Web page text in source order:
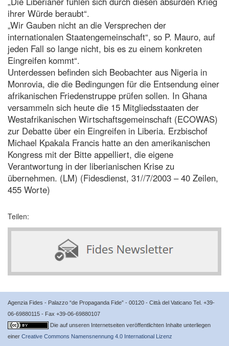
ihrer Würde beraubt“.
„Wir Gauben nicht an die Versprechen der
internationalen Staatengemeinschaft“, so P. Mauro, auf
jeden Fall so lange nicht, bis es zu einem konkreten
Eingreifen kommt“.
Unterdessen befinden sich Beobachter aus Nigeria in
Monrovia, die die Bedingungen für die Entsendung einer
afrikanischen Friedenstruppe prüfen sollen. In Ghana
versammeln sich heute die 15 Mitgliedsstaaten der
Westafrikanischen Wirtschaftsgemeinschaft (ECOWAS)
zur Debatte über ein Eingreifen in Liberia. Erzbischof
Michael Kpakala Francis hatte an den amerikanischen
Kongress mit der Bitte appelliert, die eigene
Verantwortung in der liberianischen Krise zu
übernehmen. (LM) (Fidesdienst, 31//7/2003 – 40 Zeilen,
455 Worte)
Teilen:
Agenzia Fides - Palazzo “de Propaganda Fide” - 00120 - Città del Vaticano Tel. +39-
06-69880115 - Fax +39-06-69880107
Die auf unseren Internetseiten veröffentlichten Inhalte unterliegen
einer Creative Commons Namensnennung 4.0 International Lizenz